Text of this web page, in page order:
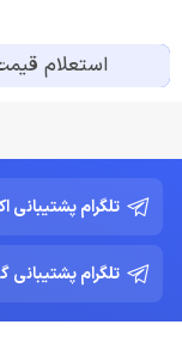
استعلام
تلگرام پشتیبانی
تلگرام